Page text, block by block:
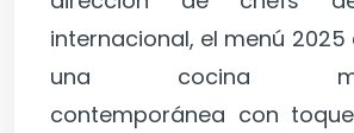
internacional, el menú
una cocina
contemporánea con